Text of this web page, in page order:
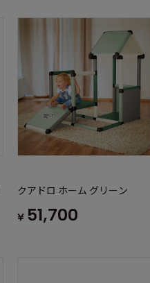
クアドロ ホーム グリーン
¥ 51,700